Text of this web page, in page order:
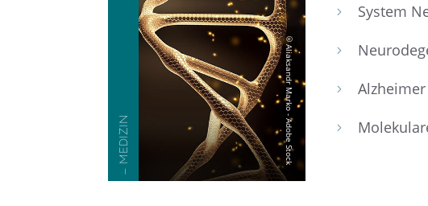
— MEDIZIN
5 System
5
5 Alzhei­mer
5